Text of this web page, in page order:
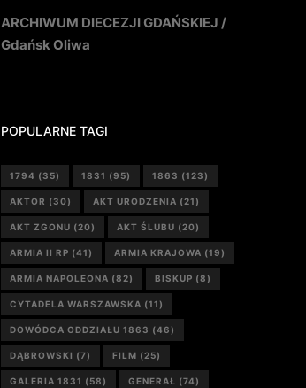
ARCHIWUM DIECEZJI GDAŃSKIEJ /
Gdańsk Oliwa
POPULARNE TAGI
1794 (35) 1831 (95) 1863 (123)
AKTOR (30) AKT URODZENIA (21)
AKT ZGONU (20) AKT ŚLUBU (20)
ARMIA II RP (41) ARMIA KRAJOWA (19)
ARMIA NAPOLEONA (82) BISKUP (8)
CYTADELA WARSZAWSKA (11)
DOWÓDCA ODDZIAŁU 1863 (46)
DĄBROWSKI (7) FILM (25)
GALERIA 1831 (58) GENERAŁ (74)